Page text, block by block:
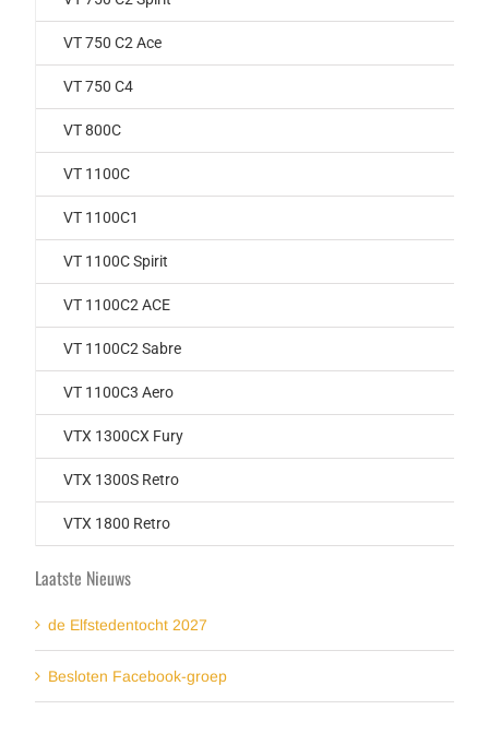
VT 750 C2 Ace
VT 750 C4
VT 800C
VT 1100C
VT 1100C1
VT 1100C Spirit
VT 1100C2 ACE
VT 1100C2 Sabre
VT 1100C3 Aero
VTX 1300CX Fury
VTX 1300S Retro
VTX 1800 Retro
Laatste Nieuws
de Elfstedentocht 2027
Besloten Facebook-groep